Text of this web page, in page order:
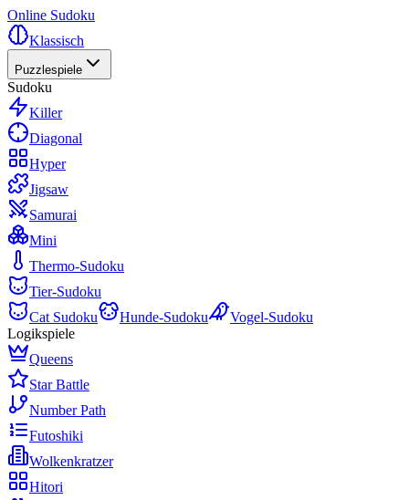
Online Sudoku
Klassisch
Puzzlespiele
Sudoku
Killer
Diagonal
Hyper
Jigsaw
Samurai
Mini
Thermo-Sudoku
Tier-Sudoku
Cat Sudoku
Hunde-Sudoku
Vogel-Sudoku
Logikspiele
Queens
Star Battle
Number Path
Futoshiki
Wolkenkratzer
Hitori